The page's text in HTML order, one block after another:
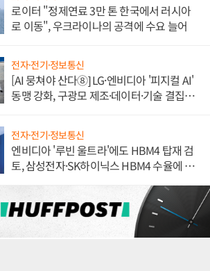
로이터 "정제연료 3만 톤 한국에서 러시아
로 이동", 우크라이나의 공격에 수요 늘어
전자·전기·정보통신
[AI 뭉쳐야 산다⑧] LG·엔비디아 '피지컬 AI'
동맹 강화, 구광모 제조·데이터·기술 결집
전자·전기·정보통신
엔비디아 '루빈 울트라'에도 HBM4 탑재 검
토, 삼성전자·SK하이닉스 HBM4 수율에 주